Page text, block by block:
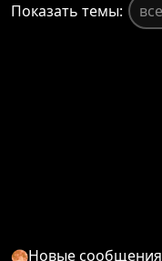
Показать темы:
Новые сообщения